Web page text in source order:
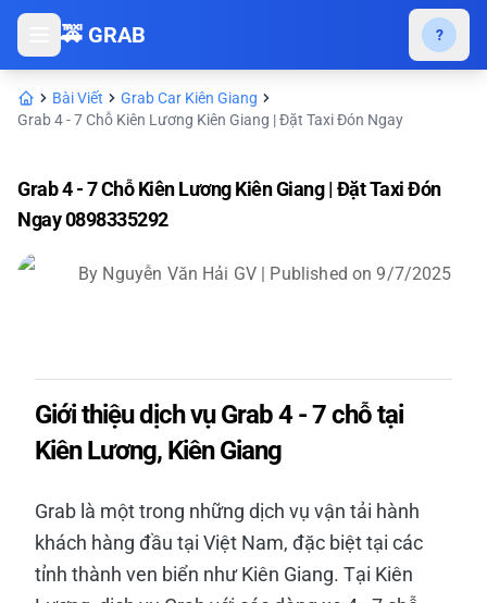
🚕 GRAB ?
Bài Viết
Grab Car Kiên Giang
Grab 4 - 7 Chỗ Kiên Lương Kiên Giang | Đặt Taxi Đón Ngay
Grab 4 - 7 Chỗ Kiên Lương Kiên Giang | Đặt Taxi Đón
Ngay 0898335292
By Nguyễn Văn Hải GV | Published on 9/7/2025
Giới thiệu dịch vụ Grab 4 - 7 chỗ tại
Kiên Lương, Kiên Giang
Grab là một trong những dịch vụ vận tải hành
khách hàng đầu tại Việt Nam, đặc biệt tại các
tỉnh thành ven biển như Kiên Giang. Tại Kiên